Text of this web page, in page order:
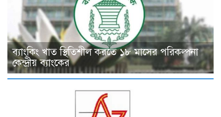
ব্যাংকিং খাত স্থিতিশীল করতে ১৮ মাসের পরিকল্পনা
কেন্দ্রীয় ব্যাংকের